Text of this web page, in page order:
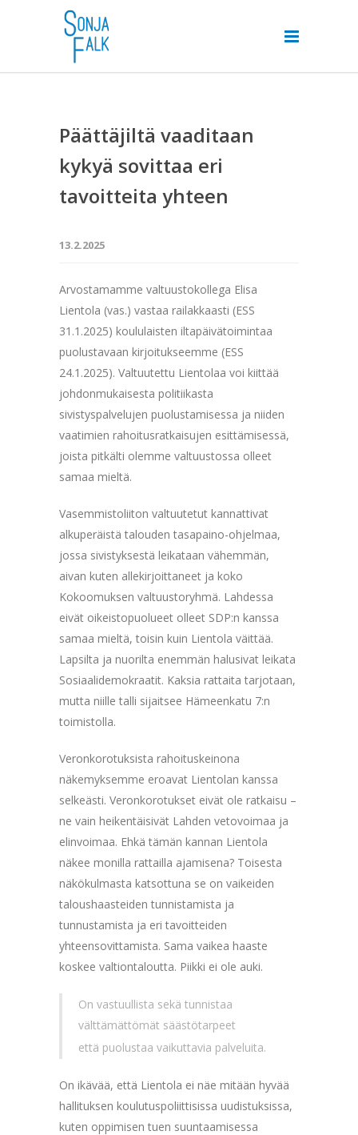
Päättäjiltä vaaditaan
kykyä sovittaa eri
tavoitteita yhteen
13.2.2025
Arvostamamme valtuustokollega Elisa
Lientola (vas.) vastaa railakkaasti (ESS
31.1.2025) koululaisten iltapäivätoimintaa
puolustavaan kirjoitukseemme (ESS
24.1.2025). Valtuutettu Lientolaa voi kiittää
johdonmukaisesta politiikasta
sivistyspalvelujen puolustamisessa ja niiden
vaatimien rahoitusratkaisujen esittämisessä,
joista pitkälti olemme valtuustossa olleet
samaa mieltä.
Vasemmistoliiton valtuutetut kannattivat
alkuperäistä talouden tasapaino-ohjelmaa,
jossa sivistyksestä leikataan vähemmän,
aivan kuten allekirjoittaneet ja koko
Kokoomuksen valtuustoryhmä. Lahdessa
eivät oikeistopuolueet olleet SDP:n kanssa
samaa mieltä, toisin kuin Lientola väittää.
Lapsilta ja nuorilta enemmän halusivat leikata
Sosiaalidemokraatit. Kaksia rattaita tarjotaan,
mutta niille talli sijaitsee Hämeenkatu 7:n
toimistolla.
Veronkorotuksista rahoituskeinona
näkemyksemme eroavat Lientolan kanssa
selkeästi. Veronkorotukset eivät ole ratkaisu –
ne vain heikentäisivät Lahden vetovoimaa ja
elinvoimaa. Ehkä tämän kannan Lientola
näkee monilla rattailla ajamisena? Toisesta
näkökulmasta katsottuna se on vaikeiden
taloushaasteiden tunnistamista ja
tunnustamista ja eri tavoitteiden
yhteensovittamista. Sama vaikea haaste
koskee valtiontaloutta. Piikki ei ole auki.
On vastuullista sekä tunnistaa
välttämättömät säästötarpeet
että puolustaa vaikuttavia palveluita.
On ikävää, että Lientola ei näe mitään hyvää
hallituksen koulutuspoliittisissa uudistuksissa,
kuten oppimisen tuen suuntaamisessa